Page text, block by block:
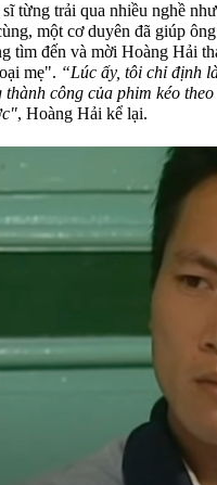
từng trải qua nhiều nghề
một cơ duyên đã giúp
tìm đến và mời Hoàng Hải
mẹ". “Lúc ấy, tôi chỉ định
thành công của phim kéo
, Hoàng Hải kể lại.